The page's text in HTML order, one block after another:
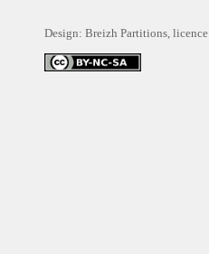
Design: Breizh Partitions, licence